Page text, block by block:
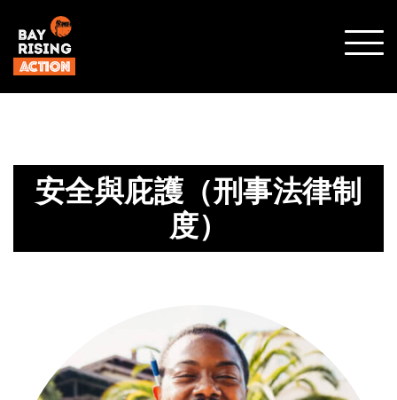
MENU
安全與庇護（刑事法律制
度）